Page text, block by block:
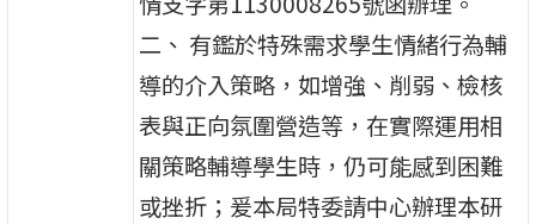
二、 有鑑於特殊需求學生情緒行為輔
導的介入策略，如增強、削弱、檢核
表與正向氛圍營造等，在實際運用相
關策略輔導學生時，仍可能感到困難
或挫折；爰本局特委請中心辦理本研